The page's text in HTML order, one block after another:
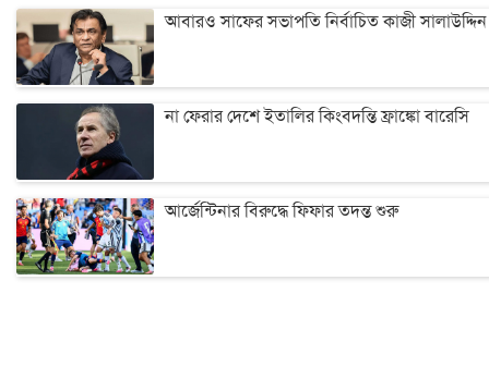
আবারও সাফের সভাপতি নির্বাচিত কাজী সালাউদ্দিন
না ফেরার দেশে ইতালির কিংবদন্তি ফ্রাঙ্কো বারেসি
আর্জেন্টিনার বিরুদ্ধে ফিফার তদন্ত শুরু